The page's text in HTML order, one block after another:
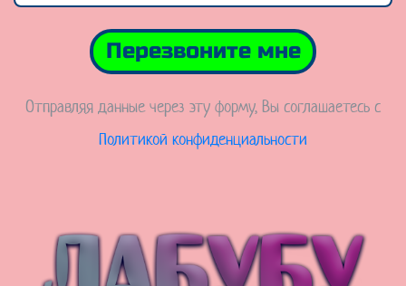
Перезвоните мне
Отправляя данные через эту форму, Вы соглашаетесь с
Политикой конфиденциальности